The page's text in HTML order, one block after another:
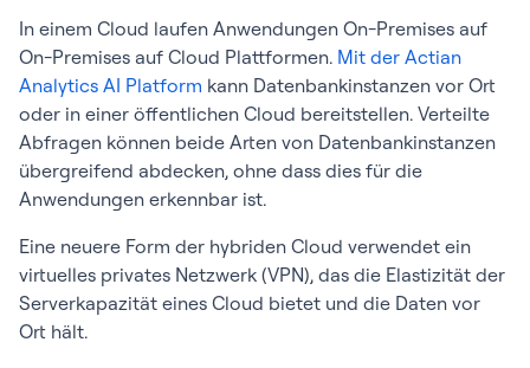
In einem Cloud laufen Anwendungen On-Premises auf
On-Premises auf Cloud Plattformen. Mit der Actian
Analytics AI Platform kann Datenbankinstanzen vor Ort
oder in einer öffentlichen Cloud bereitstellen. Verteilte
Abfragen können beide Arten von Datenbankinstanzen
übergreifend abdecken, ohne dass dies für die
Anwendungen erkennbar ist.
Eine neuere Form der hybriden Cloud verwendet ein
virtuelles privates Netzwerk (VPN), das die Elastizität der
Serverkapazität eines Cloud bietet und die Daten vor
Ort hält.